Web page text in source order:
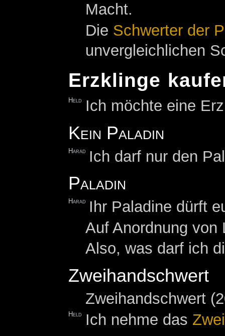
Macht.
Die Schwerter der
unvergleichlichen
Erzklinge
Held Ich möchte eine
Kein Paladin
Harad Ich darf nur den
Paladin
Harad
Ihr Paladine dürft
Auf Anordnung
Also, was darf ich
Zweihandschwert
Zweihandschwert
Held Ich nehme das